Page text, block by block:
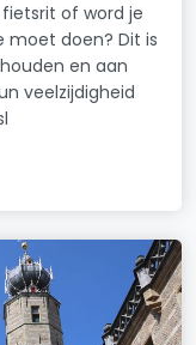
of word je
moet doen? Dit is
en aan
veelzijdigheid